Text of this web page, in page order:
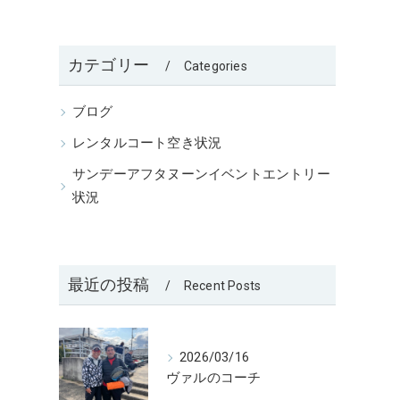
カテゴリー Categories
ブログ
レンタルコート空き状況
サンデーアフタヌーンイベントエントリー
状況
最近の投稿 Recent Posts
2026/03/16
ヴァルのコーチ